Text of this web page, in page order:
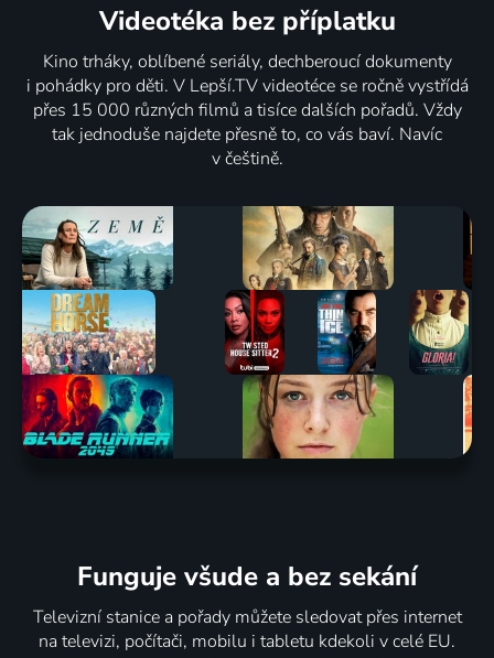
Videotéka bez příplatku
Kino trháky, oblíbené seriály, dechberoucí dokumenty
i pohádky pro děti. V Lepší.TV videotéce se ročně vystřídá
přes 15 000 různých filmů a tisíce dalších pořadů. Vždy
tak jednoduše najdete přesně to, co vás baví. Navíc
v češtině.
Funguje všude a bez sekání
Televizní stanice a pořady můžete sledovat přes internet
na televizi, počítači, mobilu i tabletu kdekoli v celé EU.